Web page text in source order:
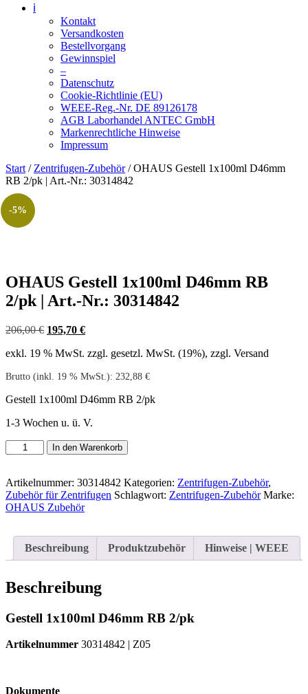
ℹ️
Kontakt
Versandkosten
Bestellvorgang
Gewinnspiel
–
Datenschutz
Cookie-Richtlinie (EU)
WEEE-Reg.-Nr. DE 89126178
AGB Laborhandel ANTEC GmbH
Markenrechtliche Hinweise
Impressum
Start / Zentrifugen-Zubehör/ OHAUS Gestell 1x100ml D46mm
RB 2/pk | Art.-Nr.: 30314842
-5%
OHAUS Gestell 1x100ml D46mm RB
2/pk | Art.-Nr.: 30314842
206,00€ Ursprünglicher
war:
195,70 €Aktueller
ist:
exkl. 19 % MwSt. zzgl. gesetzl. MwSt. (19%), zzgl. Versand
Brutto (inkl. 19 % MwSt.): 232,88 €
Gestell 1x100ml D46mm RB 2/pk
1-3 Wochen u. ü. V.
OHAUS
Gestell
D46mm
RB
2/pk
30314842
In den Warenkorb
Artikelnummer: 30314842 Kategorien: Zentrifugen-Zubehör,
Zubehör für Zentrifugen Schlagwort: Zentrifugen-Zubehör Marke:
OHAUS Zubehör
Beschreibung Produktzubehör Hinweise | WEEE
Beschreibung
Gestell 1x100ml D46mm RB 2/pk
Artikelnummer 30314842 | Z05
Dokumente